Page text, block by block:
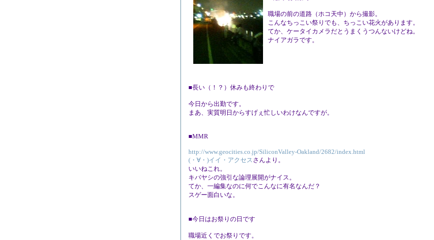
職場の前の道路（ホコ天中）から撮影。
こんなちっこい祭りでも、ちっこい花火があります。
てか、ケータイカメラだとうまくうつんないけどね。
ナイアガラです。
■長い（！？）休みも終わりで
今日から出勤です。
まあ、実質明日からすげぇ忙しいわけなんですが。
■MMR
http://www.geocities.co.jp/SiliconValley-Oakland/2682/index.html
(・∀・)イイ・アクセス さんより。
いいねこれ。
キバヤシの強引な論理展開がナイス。
てか、一編集なのに何でこんなに有名なんだ？
スゲー面白いな。
■今日はお祭りの日です
職場近くでお祭りです。